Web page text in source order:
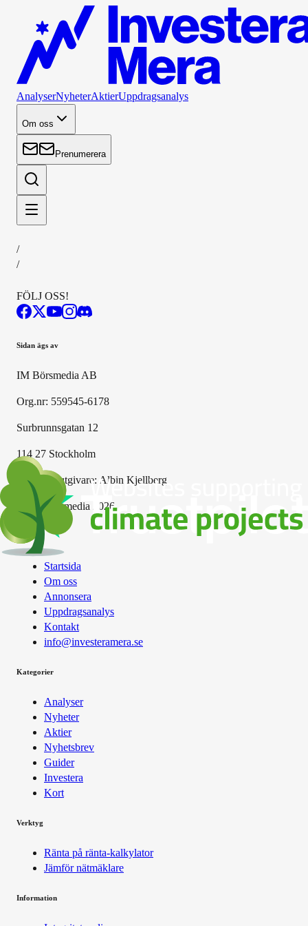
AnalyserNyheterAktierUppdragsanalys
Om oss
Prenumerera
/
/
FÖLJ OSS!
Sidan ägs av
IM Börsmedia AB
Org.nr: 559545-6178
Surbrunnsgatan 12
114 27 Stockholm
Ansvarig utgivare: Albin Kjellberg
© IM Börsmedia 2026
Om oss
Startsida
Om oss
Annonsera
Uppdragsanalys
Kontakt
info@investeramera.se
Kategorier
Analyser
Nyheter
Aktier
Nyhetsbrev
Guider
Investera
Kort
Verktyg
Ränta på ränta-kalkylator
Jämför nätmäklare
Information